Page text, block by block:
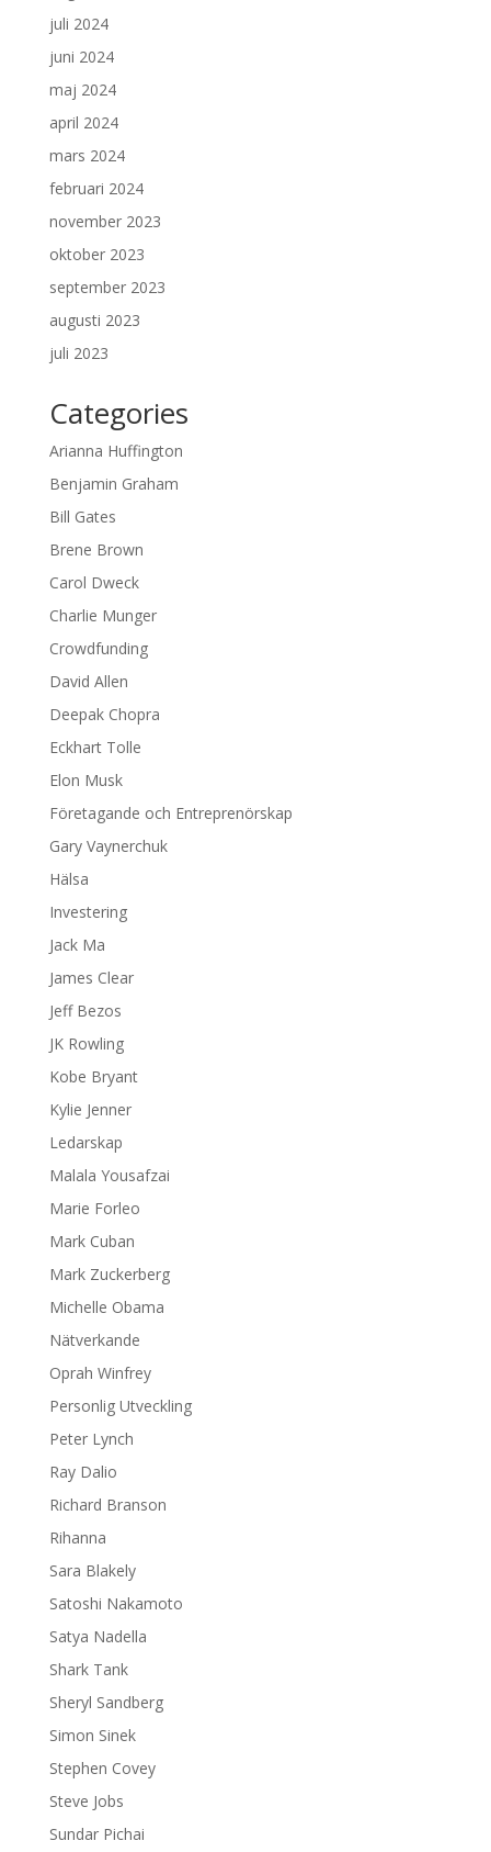
juli 2024
juni 2024
maj 2024
april 2024
mars 2024
februari 2024
november 2023
oktober 2023
september 2023
augusti 2023
juli 2023
Categories
Arianna Huffington
Benjamin Graham
Bill Gates
Brene Brown
Carol Dweck
Charlie Munger
Crowdfunding
David Allen
Deepak Chopra
Eckhart Tolle
Elon Musk
Företagande och Entreprenörskap
Gary Vaynerchuk
Hälsa
Investering
Jack Ma
James Clear
Jeff Bezos
JK Rowling
Kobe Bryant
Kylie Jenner
Ledarskap
Malala Yousafzai
Marie Forleo
Mark Cuban
Mark Zuckerberg
Michelle Obama
Nätverkande
Oprah Winfrey
Personlig Utveckling
Peter Lynch
Ray Dalio
Richard Branson
Rihanna
Sara Blakely
Satoshi Nakamoto
Satya Nadella
Shark Tank
Sheryl Sandberg
Simon Sinek
Stephen Covey
Steve Jobs
Sundar Pichai